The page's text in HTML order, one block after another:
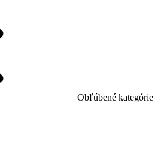
Obľúbené kategórie